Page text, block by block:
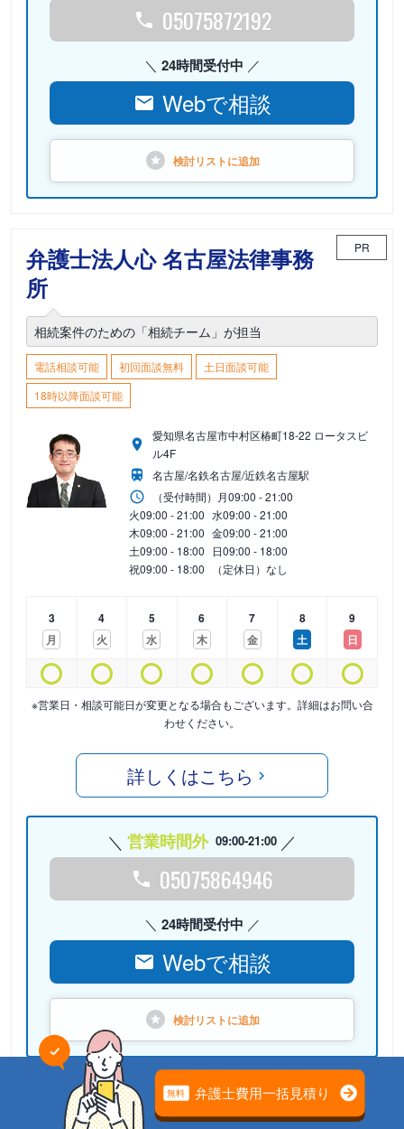
05075872192
24時間受付中
Webで相談
検討リストに追加
弁護士法人心 名古屋法律事務
所
PR
相続案件のための「相続チーム」が担当
電話相談可能 初回面談無料
土日面談可能
18時以降面談可能
愛知県名古屋市中村区椿町18-22 ロータスビ
ル4F
名古屋/名鉄名古屋/近鉄名古屋駅
（受付時間） 月09:00 - 21:00
火09:00 - 21:00 水09:00 - 21:00
木09:00 - 21:00 金09:00 - 21:00
土09:00 - 18:00 日09:00 - 18:00
祝09:00 - 18:00 （定休日）なし
3
月
4
火
5
水
6
木
7
金
8
土
9
日
※営業日・相談可能日が変更となる場合もございます。詳細はお問い合
わせください。
詳しくはこちら
営業時間外 09:00-21:00
05075864946
24時間受付中
Webで相談
検討リストに追加
弁護士法人心（本部）